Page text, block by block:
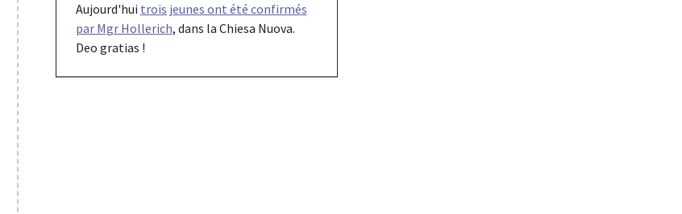
Aujourd'hui trois jeunes ont été confirmés
par Mgr Hollerich, dans la Chiesa Nuova.
Deo gratias !